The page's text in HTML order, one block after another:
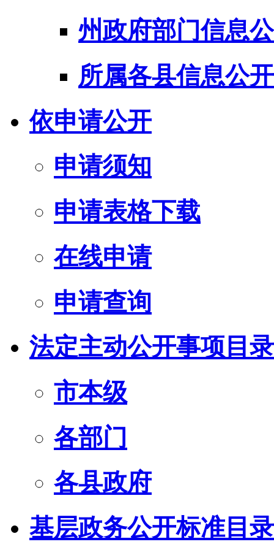
州政府部门信息
所属各县信息公
依申请公开
申请须知
申请表格下载
在线申请
申请查询
法定主动公开事项目录
市本级
各部门
各县政府
基层政务公开标准目录